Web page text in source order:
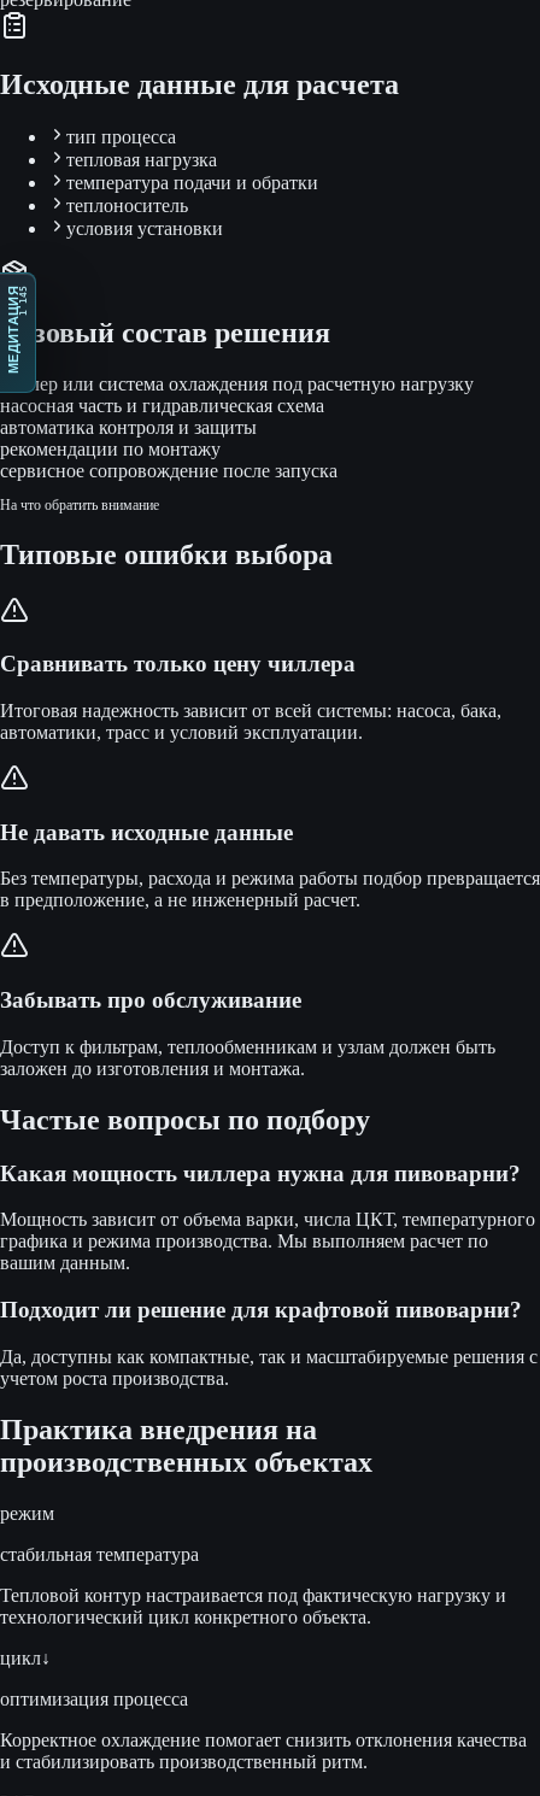
Исходные данные для расчета
тип процесса
тепловая нагрузка
температура подачи и обратки
теплоноситель
условия установки
Базовый состав решения
чиллер или система охлаждения под расчетную нагрузку
насосная часть и гидравлическая схема
автоматика контроля и защиты
рекомендации по монтажу
сервисное сопровождение после запуска
На что обратить внимание
Типовые ошибки выбора
Сравнивать только цену чиллера
Итоговая надежность зависит от всей системы: насоса, бака,
автоматики, трасс и условий эксплуатации.
Не давать исходные данные
Без температуры, расхода и режима работы подбор превращается
в предположение, а не инженерный расчет.
Забывать про обслуживание
Доступ к фильтрам, теплообменникам и узлам должен быть
заложен до изготовления и монтажа.
Частые вопросы по подбору
Какая мощность чиллера нужна для пивоварни?
Мощность зависит от объема варки, числа ЦКТ, температурного
графика и режима производства. Мы выполняем расчет по
вашим данным.
Подходит ли решение для крафтовой пивоварни?
Да, доступны как компактные, так и масштабируемые решения с
учетом роста производства.
Практика внедрения на
производственных объектах
режим
стабильная температура
Тепловой контур настраивается под фактическую нагрузку и
технологический цикл конкретного объекта.
цикл↓
оптимизация процесса
Корректное охлаждение помогает снизить отклонения качества
и стабилизировать производственный ритм.
МЕДИТАЦИЯ1 145